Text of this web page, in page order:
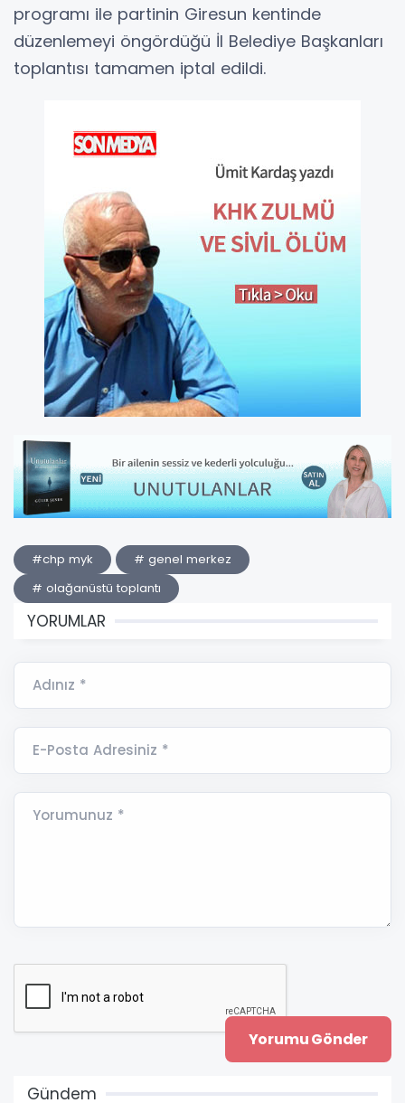
programı ile partinin Giresun kentinde
düzenlemeyi öngördüğü İl Belediye Başkanları
toplantısı tamamen iptal edildi.
#chp myk
# genel merkez
# olağanüstü toplantı
YORUMLAR
Adınız *
E-Posta Adresiniz *
Yorumunuz *
Gündem